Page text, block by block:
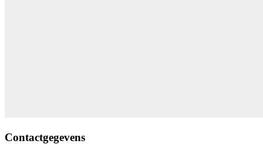
Contactgegevens